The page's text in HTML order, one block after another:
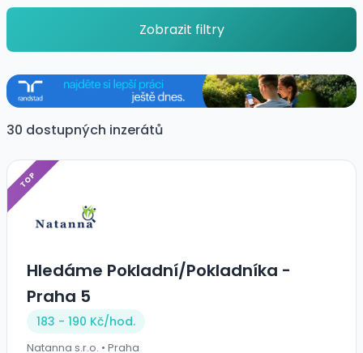
Zobrazit filtry
30 dostupných inzerátů
TOP
Hledáme Pokladní/Pokladníka -
Praha 5
183 - 190 Kč/hod.
Natanna s.r.o. • Praha